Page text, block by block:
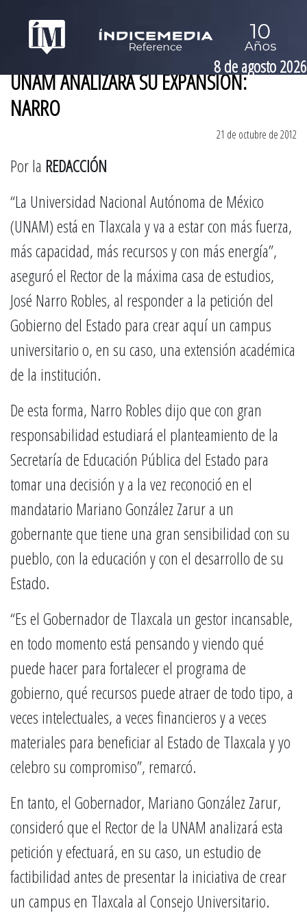
8 de agosto 2026
UNAM ANALIZARÁ SU EXPANSIÓN:
NARRO
21 de octubre de 2012
Por la REDACCIÓN
“La Universidad Nacional Autónoma de México
(UNAM) está en Tlaxcala y va a estar con más fuerza,
más capacidad, más recursos y con más energía”,
aseguró el Rector de la máxima casa de estudios,
José Narro Robles, al responder a la petición del
Gobierno del Estado para crear aquí un campus
universitario o, en su caso, una extensión académica
de la institución.
De esta forma, Narro Robles dijo que con gran
responsabilidad estudiará el planteamiento de la
Secretaría de Educación Pública del Estado para
tomar una decisión y a la vez reconoció en el
mandatario Mariano González Zarur a un
gobernante que tiene una gran sensibilidad con su
pueblo, con la educación y con el desarrollo de su
Estado.
“Es el Gobernador de Tlaxcala un gestor incansable,
en todo momento está pensando y viendo qué
puede hacer para fortalecer el programa de
gobierno, qué recursos puede atraer de todo tipo, a
veces intelectuales, a veces financieros y a veces
materiales para beneficiar al Estado de Tlaxcala y yo
celebro su compromiso”, remarcó.
En tanto, el Gobernador, Mariano González Zarur,
consideró que el Rector de la UNAM analizará esta
petición y efectuará, en su caso, un estudio de
factibilidad antes de presentar la iniciativa de crear
un campus en Tlaxcala al Consejo Universitario.